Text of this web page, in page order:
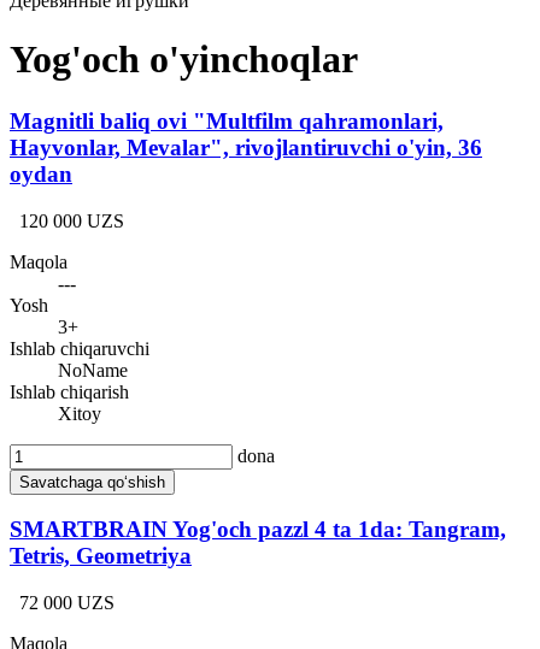
Yog'och o'yinchoqlar
Magnitli baliq ovi "Multfilm qahramonlari,
Hayvonlar, Mevalar", rivojlantiruvchi o'yin, 36
oydan
120 000 UZS
Maqola
---
Yosh
3+
Ishlab chiqaruvchi
NoName
Ishlab chiqarish
Xitoy
dona
Savatchaga qo‘shish
SMARTBRAIN Yog'och pazzl 4 ta 1da: Tangram,
Tetris, Geometriya
72 000 UZS
Maqola